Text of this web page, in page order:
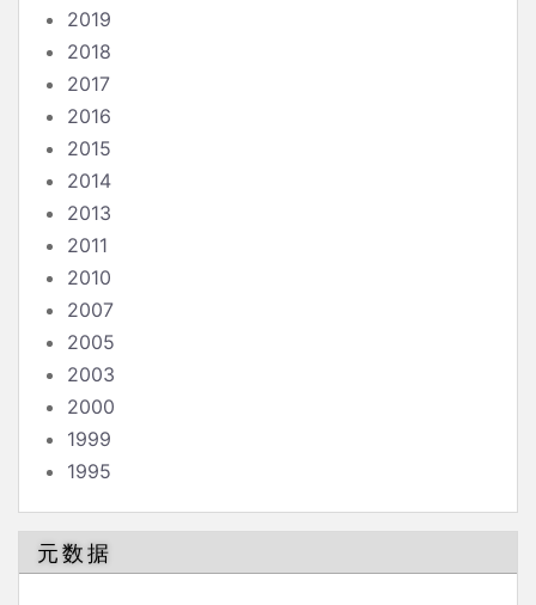
2019
2018
2017
2016
2015
2014
2013
2011
2010
2007
2005
2003
2000
1999
1995
元数据